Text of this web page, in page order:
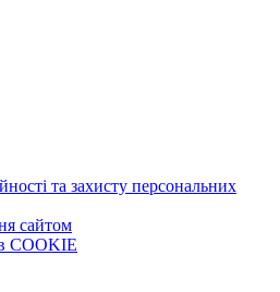
та захисту персональних
сайтом
COOKIE